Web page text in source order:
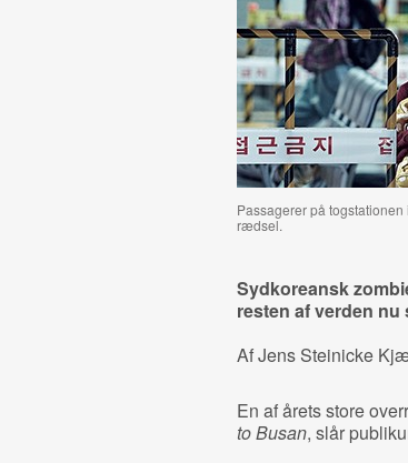
Passagerer på
rædsel.
Sydkoreansk
resten af verden
Af Jens Steinicke
En af årets store
to Busan, slår